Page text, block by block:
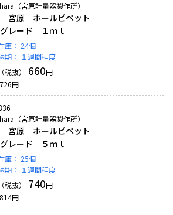
（宮原計量器製作所）
宮原 ホールピペット
レード １ｍｌ
庫： 24個
期：
１週間程度
税抜）
660円
726円
（宮原計量器製作所）
宮原 ホールピペット
レード ５ｍｌ
庫： 25個
期：
１週間程度
税抜）
740円
814円